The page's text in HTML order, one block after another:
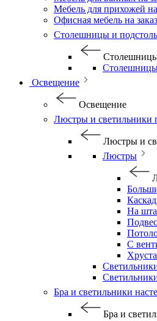
Мебель для прихожей на
Офисная мебель на заказ
Столешницы и
Столешницы
Столешницы
Освещение
Освещение
Люстры и светильники
Люстры и
Люстры
На
С
Бра и светильники
Бра и